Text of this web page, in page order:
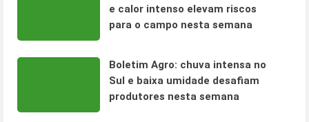
e calor intenso elevam riscos
para o campo nesta semana
Boletim Agro: chuva intensa no
Sul e baixa umidade desafiam
produtores nesta semana